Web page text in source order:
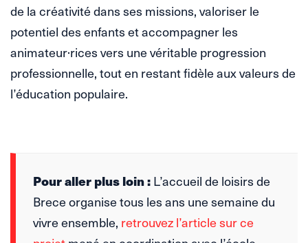
de la créativité dans ses missions, valoriser le
potentiel des enfants et accompagner les
animateur·rices vers une véritable progression
professionnelle, tout en restant fidèle aux valeurs de
l’éducation populaire.
Pour aller plus loin :L’accueil de loisirs de
Brece organise tous les ans une semaine du
vivre ensemble, retrouvez l’article sur ce